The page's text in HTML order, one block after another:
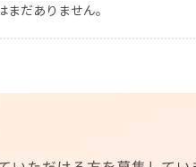
だありません。